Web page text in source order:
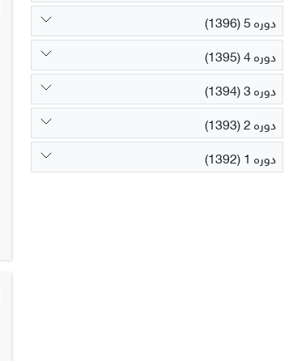
دوره 5 (1396)
دوره 4 (1395)
دوره 3 (1394)
دوره 2 (1393)
دوره 1 (1392)